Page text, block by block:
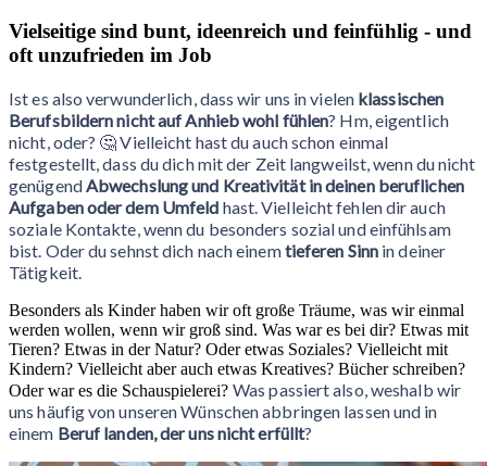
Vielseitige sind bunt, ideenreich und feinfühlig - und
oft unzufrieden im Job
Ist es also verwunderlich, dass wir uns in vielen klassischen
Berufsbildern nicht auf Anhieb wohl fühlen? Hm, eigentlich
nicht, oder? 🤔 Vielleicht hast du auch schon einmal
festgestellt, dass du dich mit der Zeit langweilst, wenn du nicht
genügendAbwechslung und Kreativität in deinen beruflichen
Aufgaben oder dem Umfeld hast. Vielleicht fehlen dir auch
soziale Kontakte, wenn du besonders sozial und einfühlsam
bist. Oder du sehnst dich nach einemtieferen Sinn in deiner
Tätigkeit.
Besonders als Kinder haben wir oft große Träume, was wir einmal
werden wollen, wenn wir groß sind. Was war es bei dir? Etwas mit
Tieren? Etwas in der Natur? Oder etwas Soziales? Vielleicht mit
Kindern? Vielleicht aber auch etwas Kreatives? Bücher schreiben?
Oder war es die Schauspielerei? Was passiert also, weshalb wir
uns häufig von unseren Wünschen abbringen lassen und in
einem Beruf landen, der uns nicht erfüllt?